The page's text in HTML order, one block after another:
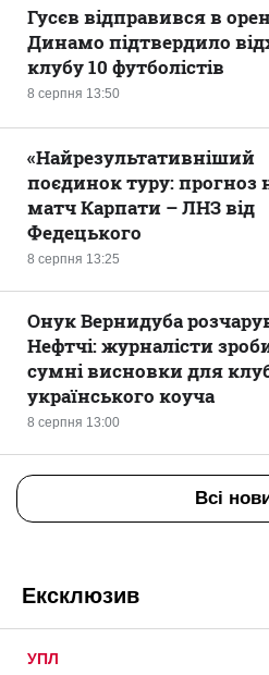
8 серпня 13:50
Гусєв відправився в
Динамо підтвердило
клубу 10 футболістів
8 серпня 13:25
«Найрезультативніший
поєдинок туру: прогноз
матч Карпати – ЛНЗ від
Федецького
8 серпня 13:00
Онук Вернидуба
Нефтчі: журналісти
сумні висновки для
українського коуча
Всі
Ексклюзив
УПЛ